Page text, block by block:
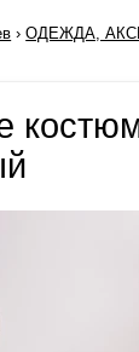
›ОДЕЖДА,